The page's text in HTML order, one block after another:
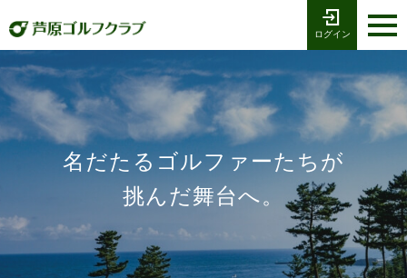
名だたるゴルファーたちが
挑んだ舞台へ。
ログイン
Tel 0776-79-1111
ホーム
海コース
湖コース
クラブ競技